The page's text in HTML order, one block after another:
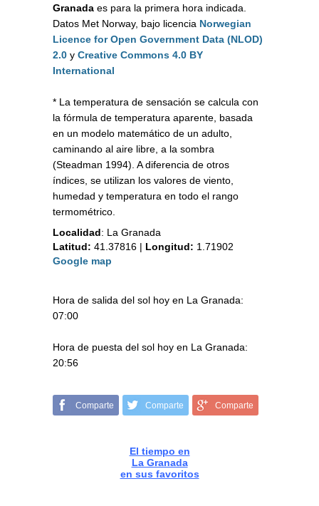
Granada es para la primera hora indicada.
Datos Met Norway, bajo licencia Norwegian
Licence for Open Government Data (NLOD)
2.0 y Creative Commons 4.0 BY
International
* La temperatura de sensación se calcula con
la fórmula de temperatura aparente, basada
en un modelo matemático de un adulto,
caminando al aire libre, a la sombra
(Steadman 1994). A diferencia de otros
índices, se utilizan los valores de viento,
humedad y temperatura en todo el rango
termométrico.
Localidad: La Granada
Latitud: 41.37816 | Longitud: 1.71902
Google map
Hora de salida del sol hoy en La Granada:
07:00
Hora de puesta del sol hoy en La Granada:
20:56
Comparte Comparte Comparte
El tiempo en
La Granada
en sus favoritos